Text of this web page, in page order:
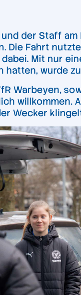
der Staff
Die Fahrt
Mit nur
hatten, wurde
Warbeyen,
Wecker